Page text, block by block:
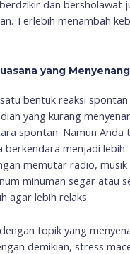
dan bersholawat
Terlebih menambah
yang
bentuk reaksi
yang kurang
spontan. Namun Anda
berkendara menjadi lebih
memutar radio,
minuman segar atau
agar lebih relaks.
topik yang
demikian, stress